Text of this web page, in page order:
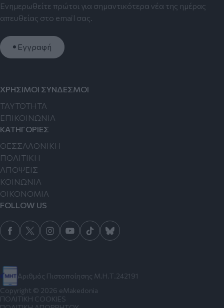
Ενημερωθείτε πρώτοι για σημαντικότερα νέα της ημέρας
απευθείας στο email σας.
Εγγραφή
Αριθμός Πιστοποίησης Μ.Η.Τ.242191
ΧΡΗΣΙΜΟΙ ΣΥΝΔΕΣΜΟΙ
TAYTOTHTA
ΕΠΙΚΟΙΝΩΝΙΑ
ΚΑΤΗΓΟΡΙΕΣ
ΘΕΣΣΑΛΟΝΙΚΗ
ΠΟΛΙΤΙΚΗ
ΑΠΟΨΕΙΣ
ΚΟΙΝΩΝΙΑ
ΟΙΚΟΝΟΜΙΑ
FOLLOW US
Copyright © 2026 eMakedonia
ΠΟΛΙΤΙΚΗ COOKIES